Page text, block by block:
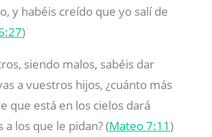
y habéis creído que yo salí de
)
siendo malos, sabéis dar
a vuestros hijos, ¿cuánto más
que está en los cielos dará
a los que le pidan? (Mateo 7:11)